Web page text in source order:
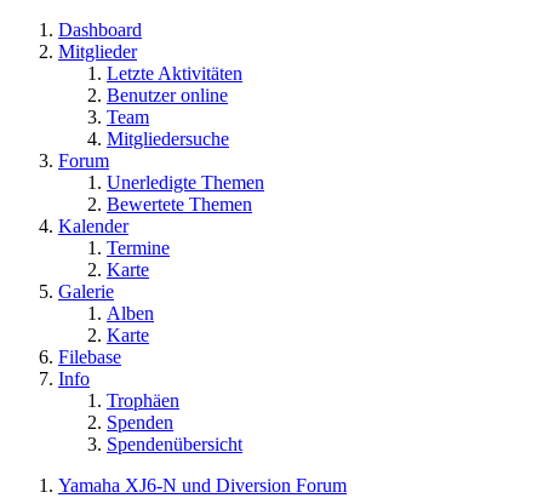
Dashboard
Mitglieder
Letzte Aktivitäten
Benutzer online
Team
Mitgliedersuche
Forum
Unerledigte Themen
Bewertete Themen
Kalender
Termine
Karte
Galerie
Alben
Karte
Filebase
Info
Trophäen
Spenden
Spendenübersicht
Yamaha XJ6-N und Diversion Forum